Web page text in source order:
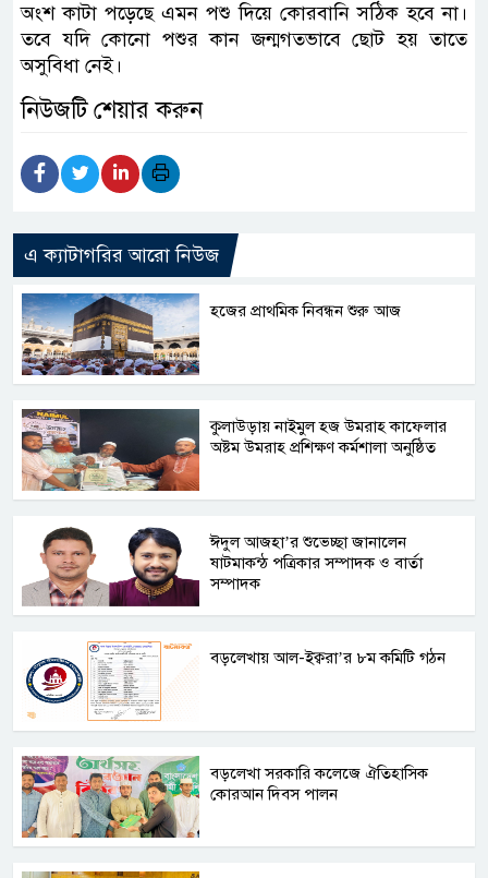
অংশ কাটা পড়েছে এমন পশু দিয়ে কোরবানি সঠিক হবে না।
তবে যদি কোনো পশুর কান জন্মগতভাবে ছোট হয় তাতে
অসুবিধা নেই।
নিউজটি শেয়ার করুন
এ ক্যাটাগরির আরো নিউজ
হজের প্রাথমিক নিবন্ধন শুরু আজ
কুলাউড়ায় নাইমুল হজ উমরাহ কাফেলার
অষ্টম উমরাহ প্রশিক্ষণ কর্মশালা অনুষ্ঠিত
ঈদুল আজহা’র শুভেচ্ছা জানালেন
ষাটমাকন্ঠ পত্রিকার সম্পাদক ও বার্তা
সম্পাদক
বড়লেখায় আল-ইক্বরা’র ৮ম কমিটি গঠন
বড়লেখা সরকারি কলেজে ঐতিহাসিক
কোরআন দিবস পালন